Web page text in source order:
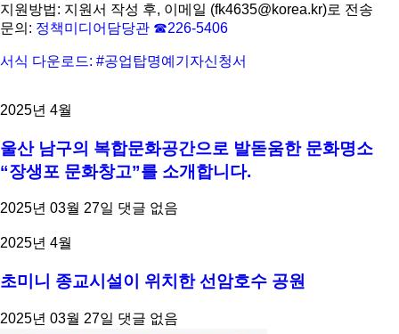
지원방법: 지원서 작성 후, 이메일 (fk4635@korea.kr)로 전송
문의: 정책미디어담당관 ☎226-5406
서식 다운로드: #공업탑명예기자신청서
2025년 4월
울산 남구의 복합문화공간으로 발돋움한 문화명소
“장생포 문화창고”를 소개합니다.
2025년 03월 27일 댓글 없음
2025년 4월
초미니 종교시설이 위치한 선암호수 공원
2025년 03월 27일 댓글 없음